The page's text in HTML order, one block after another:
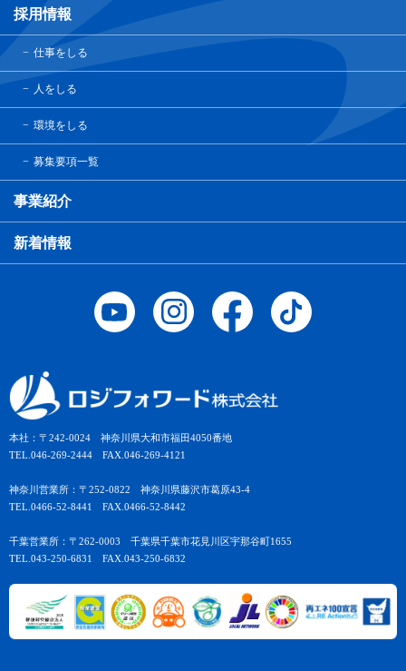
本社：〒242-0024 神奈川県大和市福田4050番地
TEL.046-269-2444 FAX.046-269-4121
神奈川営業所：〒252-0822 神奈川県藤沢市葛原43-4
TEL.0466-52-8441 FAX.0466-52-8442
千葉営業所：〒262-0003 千葉県千葉市花見川区宇那谷町1655
TEL.043-250-6831 FAX.043-250-6832
採用情報
仕事をしる
人をしる
環境をしる
募集要項一覧
事業紹介
新着情報